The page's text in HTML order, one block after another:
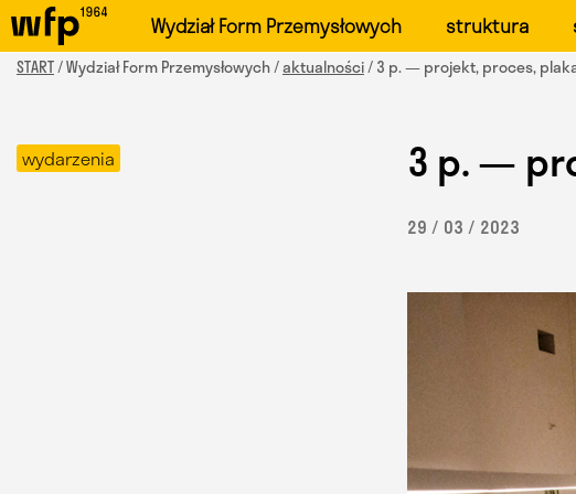
Oficjalna witryna Wydziału
Wydział Form Przemysłowych struktura
START/ Wydział Form Przemysłowych /aktualności/ 3 p. — projekt, proces,
wydarzenia 3 p. —
29 / 03 / 2023